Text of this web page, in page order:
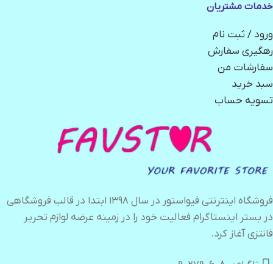
خدمات مشتریان
ورود / ثبت نام
رهگیری سفارش
سفارشات من
سبد خرید
تسویه حساب
فروشگاه اینترنتی فیواستور در سال ۱۳۹۸ ابتدا در قالب فروشگاهی
در بستر اینستاگرام فعالیت خود را در زمینه عرضه لوازم تحریر
فانتزی آغاز کرد.